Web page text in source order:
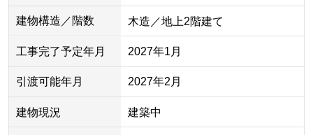
建物構造／階数 木造／地上2階建て
工事完了予定年月 2027年1月
引渡可能年月 2027年2月
建物現況 建築中